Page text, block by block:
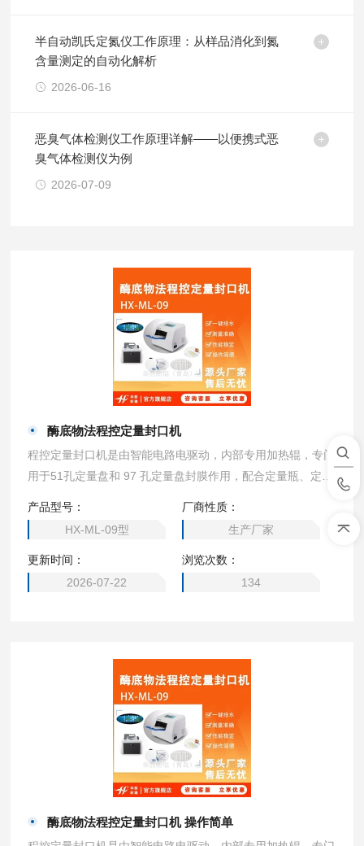
半自动凯氏定氮仪工作原理：从样品消化到氮
含量测定的自动化解析
2026-06-16
恶臭气体检测仪工作原理详解——以便携式恶
臭气体检测仪为例
2026-07-09
酶底物法程控定量封口机
程控定量封口机是由智能电路电驱动，内部专用加热辊，专门
用于51孔定量盘和 97 孔定量盘封膜作用，配合定量瓶、定量
群、大肠埃希氏菌、粪（耐热）大肠菌群、肠球菌和绿脓假单
胞菌的检测。酶底物法程控定量封口机
产品型号：
HX-ML-09型
厂商性质：
生产厂家
更新时间：
2026-07-22
浏览次数：
134
酶底物法程控定量封口机 操作简单